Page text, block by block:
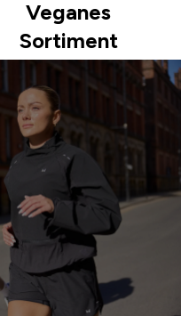
Veganes
Sortiment